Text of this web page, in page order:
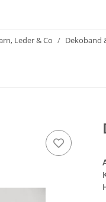
Leder & Co Dekoband